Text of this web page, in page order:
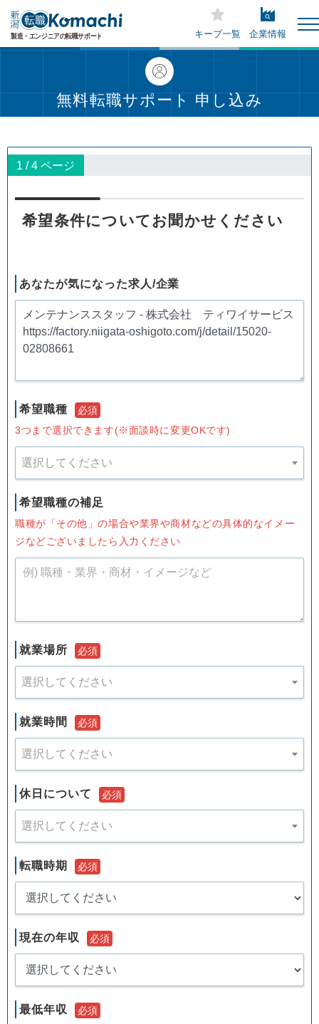
キープ一覧 企業情報
無料転職サポート 申し込み
1 / 4 ページ
希望条件についてお聞かせください
あなたが気になった求人/企業
希望職種
必須
3つまで選択できます(※面談時に変更OKです)
選択してください
希望職種の補足
職種が「その他」の場合や業界や商材などの具体的なイメー
ジなどございましたら入力ください
就業場所 必須
選択してください
就業時間 必須
選択してください
休日について 必須
選択してください
転職時期 必須
現在の年収 必須
最低年収
必須